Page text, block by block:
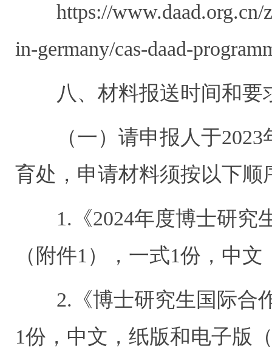
https://www.daad.org.cn/
in-germany/cas-daad-
八、材料报送时间和要
（一）请申报人于2023
育处，申请材料须按以下顺
1.《2024年度博士研究
（附件1），一式1份，中
2.《博士研究生国际合作
1份，中文，纸版和电子版